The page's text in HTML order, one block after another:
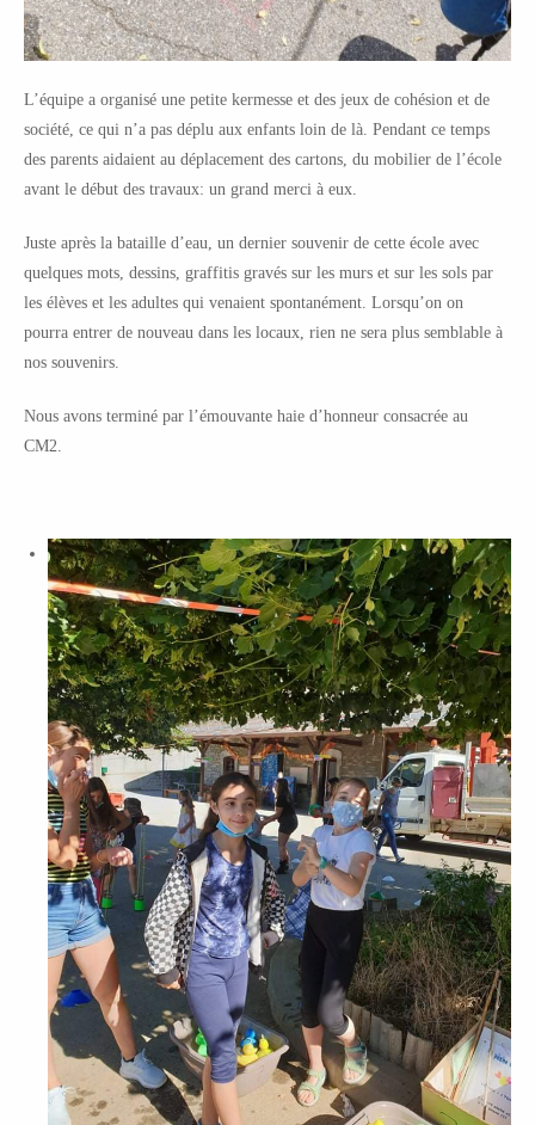
L’équipe a organisé une petite kermesse et des jeux de cohésion et de
société, ce qui n’a pas déplu aux enfants loin de là. Pendant ce temps
des parents aidaient au déplacement des cartons, du mobilier de l’école
avant le début des travaux: un grand merci à eux.
Juste après la bataille d’eau, un dernier souvenir de cette école avec
quelques mots, dessins, graffitis gravés sur les murs et sur les sols par
les élèves et les adultes qui venaient spontanément. Lorsqu’on on
pourra entrer de nouveau dans les locaux, rien ne sera plus semblable à
nos souvenirs.
Nous avons terminé par l’émouvante haie d’honneur consacrée au
CM2.